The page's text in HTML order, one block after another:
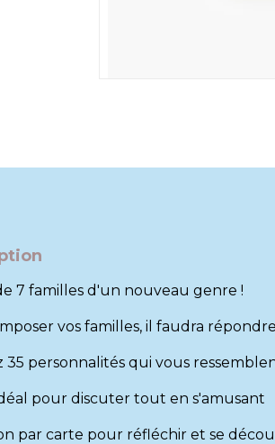
7 familles d'un nouveau genre !
vos familles, il faudra
35 personnalités qui vous
pour discuter tout en s'amusant
par carte pour réfléchir et se